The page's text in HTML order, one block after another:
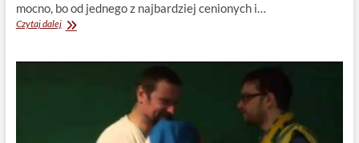
mocno, bo od jednego z najbardziej cenionych i…
Czytaj dalejPhilippe
arcydzieła